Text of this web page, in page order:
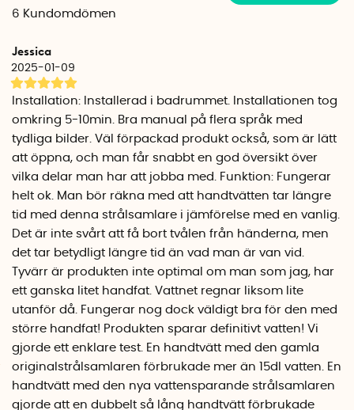
du kan skruva bort det befintliga munstycket, se
instruktionsvideon nedan.
kommer från kranen och i princip inget överflödigt vatten
kommer att bilda onödiga pölar, studsa bort eller rinna
genom fingrarna. Förutom att du sparar vatten med det
smarta munstycket sparar du även energikostnader i och
med att du inte behöver värma upp lika mycket vatten.
Om företaget Altered
Det vattensparande munstycket är framtaget av det
prisbelönta svenska företaget Altered som grundades 2016
av professor Kaj Mickos, Johan Nihlén och Mikael Abbhagen.
Deras gemensamma expertis inom innovation, design och
funktionalitet lade grunden till Altered’s snygga, praktiska
och effektiva produkter.
Företaget vill göra det möjligt för alla att minska slöseriet
med vatten utan att behöva ändra beteende eller ge avkall
på funktion och upplevelse. Med Altereds vattensparande
6 Kundomdömen
Jessica
2025-01-09
Installation: Installerad i badrummet. Installationen tog
omkring 5-10min. Bra manual på flera språk med
tydliga bilder. Väl förpackad produkt också, som är lätt
att öppna, och man får snabbt en god översikt över
vilka delar man har att jobba med. Funktion: Fungerar
helt ok. Man bör räkna med att handtvätten tar längre
tid med denna strålsamlare i jämförelse med en vanlig.
Det är inte svårt att få bort tvålen från händerna, men
det tar betydligt längre tid än vad man är van vid.
Tyvärr är produkten inte optimal om man som jag, har
ett ganska litet handfat. Vattnet regnar liksom lite
utanför då. Fungerar nog dock väldigt bra för den med
större handfat! Produkten sparar definitivt vatten! Vi
gjorde ett enklare test. En handtvätt med den gamla
originalstrålsamlaren förbrukade mer än 15dl vatten. En
handtvätt med den nya vattensparande strålsamlaren
gjorde att en dubbelt så lång handtvätt förbrukade